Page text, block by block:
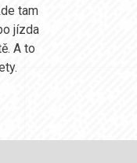
tam
jízda
A to